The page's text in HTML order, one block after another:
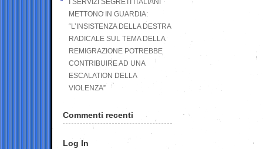
I SERVIZI SEGRETI ITALIANI
METTONO IN GUARDIA:
“L’INSISTENZA DELLA DESTRA
RADICALE SUL TEMA DELLA
REMIGRAZIONE POTREBBE
CONTRIBUIRE AD UNA
ESCALATION DELLA
VIOLENZA”
Commenti recenti
Log In